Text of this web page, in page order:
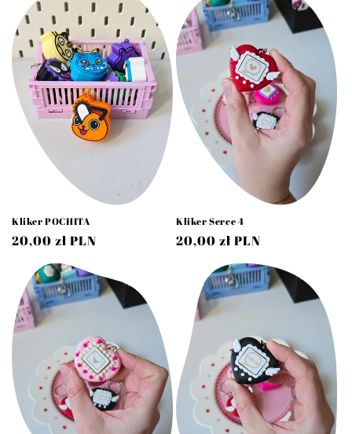
Kliker POCHITA
Cena
regularna
20,00 zł PLN
Kliker Serce 4
Cena
regularna
20,00 zł PLN